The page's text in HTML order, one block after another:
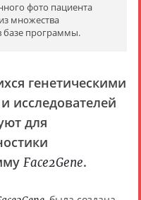
фото пациента
множества
базе программы.
генетическими
исследователей
для
Face2Gene.